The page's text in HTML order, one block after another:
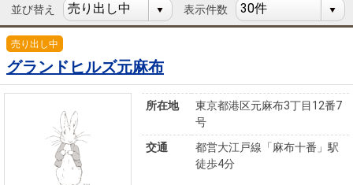
マン
ショ
中古
一戸
を探
す
料
査
相
談
店舗のご
案内（首
都圏）
案内（名
古屋）
西）
ごあいさ
つ
要
経営ビジ
組織図
役員一
沿革
本社地
ニュース
新卒採用
情報
採用情報
採用情報
法人のお客さま
提携企業にお勤めの方
会員ページ
並び替え 表示件数
グランドヒルズ元麻布
売り出し中
所在地
東京都港区元麻布3丁目12番7
号
交通
都営大江戸線「麻布十番」駅
徒歩4分